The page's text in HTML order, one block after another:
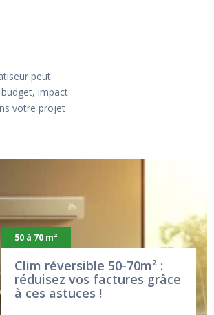
peut
impact
votre projet
50 à 70 m²
Clim réversible 50-70m² :
réduisez vos factures grâce
à ces astuces !